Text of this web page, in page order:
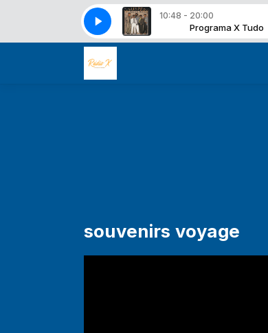
10:48 - 20:00
Programa X Tudo Programa X Tudo
The Whispers - And The Beat Goes OnThe Whispers -
souvenirs voyage